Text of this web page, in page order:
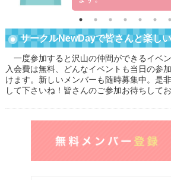
サークルNewDayで皆さんと楽し
一度参加すると沢山の仲間ができるイベ
入会費は無料、どんなイベントも当日の参
けます。新しいメンバーも随時募集中。是
して下さいね！皆さんのご参加お待ちしてお